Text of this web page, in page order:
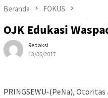
Beranda FOKUS
OJK Edukasi
Redaksi
13/06/2017
PRINGSEWU-(PeNa),